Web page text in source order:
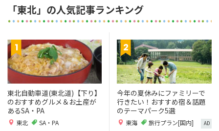
「東北」の人気記事ランキング
東北自動車道(東北道)【下り】
のおすすめグルメ＆お土産が
あるSA・PA
東北 SA・PA
今年の夏休みにファミリーで
行きたい！おすすめ宿＆話題
のテーマパーク5選
東海 旅行プラン[国内] AD